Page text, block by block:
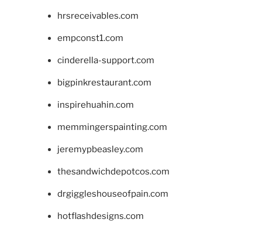
hrsreceivables.com
empconst1.com
cinderella-support.com
bigpinkrestaurant.com
inspirehuahin.com
memmingerspainting.com
jeremypbeasley.com
thesandwichdepotcos.com
drgiggleshouseofpain.com
hotflashdesigns.com